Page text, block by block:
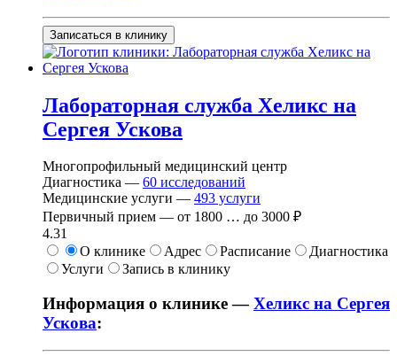
Записаться в клинику
Лабораторная служба Хеликс на
Сергея Ускова
Многопрофильный медицинский центр
Диагностика — 60 исследований
Медицинские услуги — 493 услуги
Первичный прием — от 1800 … до 3000 ₽
4.31
О клинике
Адрес Расписание
Диагностика
Услуги
Запись в клинику
Информация о клинике —Хеликс на Сергея
Ускова: